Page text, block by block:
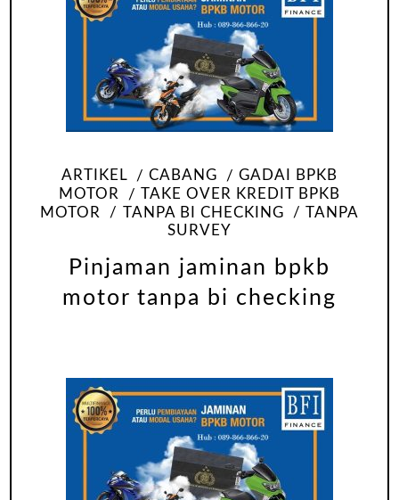
ARTIKEL CABANG
GADAI BPKB
MOTOR
TAKE OVER KREDIT BPKB
MOTOR
TANPA BI CHECKING
TANPA
SURVEY
Pinjaman jaminan bpkb
motor tanpa bi checking